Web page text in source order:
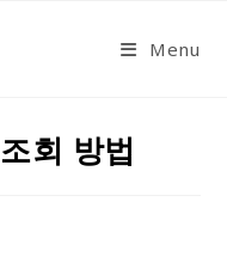
Menu
회 방법